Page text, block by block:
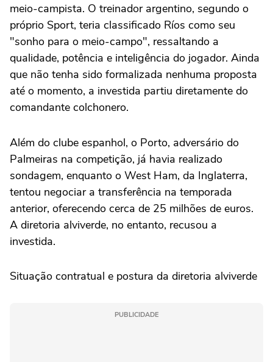
meio-campista. O treinador argentino, segundo o
próprio Sport, teria classificado Ríos como seu
"sonho para o meio-campo", ressaltando a
qualidade, potência e inteligência do jogador. Ainda
que não tenha sido formalizada nenhuma proposta
até o momento, a investida partiu diretamente do
comandante colchonero.
Além do clube espanhol, o Porto, adversário do
Palmeiras na competição, já havia realizado
sondagem, enquanto o West Ham, da Inglaterra,
tentou negociar a transferência na temporada
anterior, oferecendo cerca de 25 milhões de euros.
A diretoria alviverde, no entanto, recusou a
investida.
Situação contratual e postura da diretoria alviverde
PUBLICIDADE